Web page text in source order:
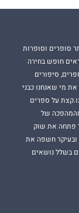
סופרים וסופרות
חופש בחירה
סיפורים
מי שאנחנו כבני
על ספרים
מהמהפכה של
פתחה את שוק
ובעיקר חשפה את
בשלל נושאים